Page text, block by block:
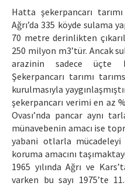
Hatta şekerpancarı
Ağrı’da 335 köyde sulama
70 metre derinlikten
250 milyon m3’tür. Ancak
arazinin sadece üçte
Şekerpancarı tarımı
kurulmasıyla
şekerpancarı verimi en az
Ovası’nda pancar aynı
münavebenin amacı ise
yabani otlarla mücadeleyi
koruma amacını
1965 yılında Ağrı ve
varken bu sayı 1975’te